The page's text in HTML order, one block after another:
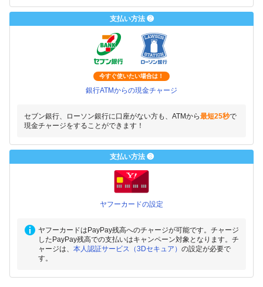
支払い方法 ❷
今すぐ使いたい場合は！
銀行ATMからの現金チャージ
セブン銀行、ローソン銀行に口座がない方も、ATMから最短25秒で
現金チャージをすることができます！
支払い方法 ❸
ヤフーカードの設定
ヤフーカードはPayPay残高へのチャージが可能です。チャージ
したPayPay残高での支払いはキャンペーン対象となります。チ
ャージは、 本人認証サービス（3Dセキュア） の設定が必要で
す。